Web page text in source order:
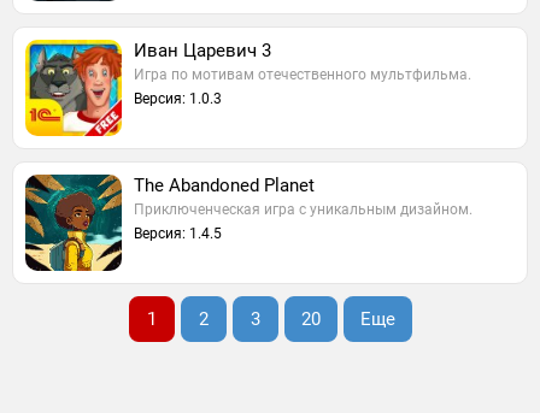
Иван Царевич 3
Игра по мотивам отечественного мультфильма.
Версия: 1.0.3
The Abandoned Planet
Приключенческая игра с уникальным дизайном.
Версия: 1.4.5
1 2 3 20 Еще